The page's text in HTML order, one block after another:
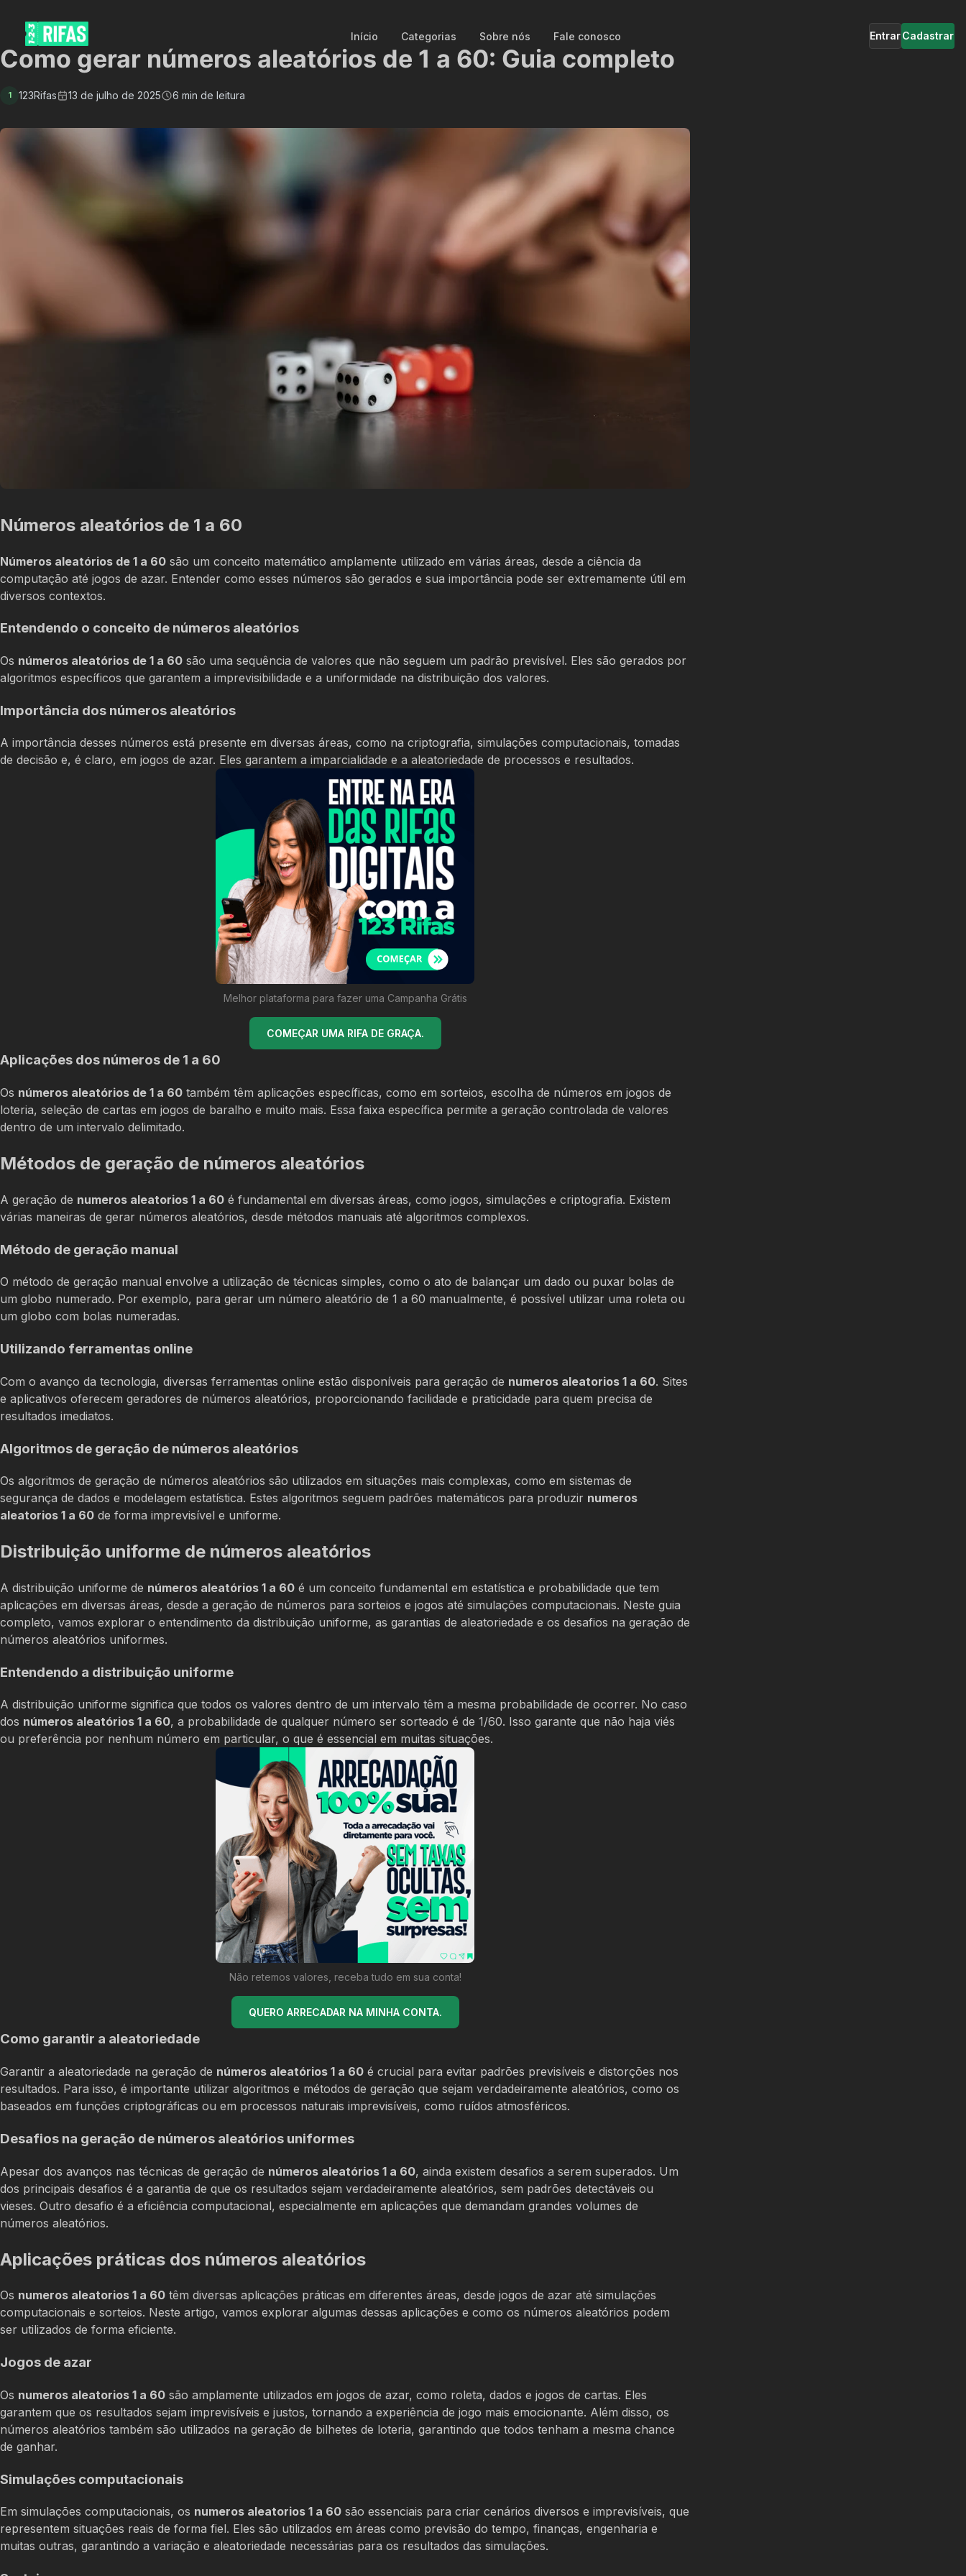
Início Categorias Sobre nós Fale conosco EntrarCadastrar
Como gerar números aleatórios de 1 a 60: Guia completo
1 123Rifas 13 de julho de 2025 6 min de leitura
Números aleatórios de 1 a 60
Números aleatórios de 1 a 60 são um conceito matemático amplamente utilizado em várias áreas, desde a ciência da
computação até jogos de azar. Entender como esses números são gerados e sua importância pode ser extremamente útil em
diversos contextos.
Entendendo o conceito de números aleatórios
Os números aleatórios de 1 a 60 são uma sequência de valores que não seguem um padrão previsível. Eles são gerados por
algoritmos específicos que garantem a imprevisibilidade e a uniformidade na distribuição dos valores.
Importância dos números aleatórios
A importância desses números está presente em diversas áreas, como na criptografia, simulações computacionais, tomadas
de decisão e, é claro, em jogos de azar. Eles garantem a imparcialidade e a aleatoriedade de processos e resultados.
Melhor plataforma para fazer uma Campanha Grátis
COMEÇAR UMA RIFA DE GRAÇA.
Aplicações dos números de 1 a 60
Os números aleatórios de 1 a 60 também têm aplicações específicas, como em sorteios, escolha de números em jogos de
loteria, seleção de cartas em jogos de baralho e muito mais. Essa faixa específica permite a geração controlada de valores
dentro de um intervalo delimitado.
Métodos de geração de números aleatórios
A geração de numeros aleatorios 1 a 60 é fundamental em diversas áreas, como jogos, simulações e criptografia. Existem
várias maneiras de gerar números aleatórios, desde métodos manuais até algoritmos complexos.
Método de geração manual
O método de geração manual envolve a utilização de técnicas simples, como o ato de balançar um dado ou puxar bolas de
um globo numerado. Por exemplo, para gerar um número aleatório de 1 a 60 manualmente, é possível utilizar uma roleta ou
um globo com bolas numeradas.
Utilizando ferramentas online
Com o avanço da tecnologia, diversas ferramentas online estão disponíveis para geração de numeros aleatorios 1 a 60. Sites
e aplicativos oferecem geradores de números aleatórios, proporcionando facilidade e praticidade para quem precisa de
resultados imediatos.
Algoritmos de geração de números aleatórios
Os algoritmos de geração de números aleatórios são utilizados em situações mais complexas, como em sistemas de
segurança de dados e modelagem estatística. Estes algoritmos seguem padrões matemáticos para produzir numeros
aleatorios 1 a 60 de forma imprevisível e uniforme.
Distribuição uniforme de números aleatórios
A distribuição uniforme de números aleatórios 1 a 60 é um conceito fundamental em estatística e probabilidade que tem
aplicações em diversas áreas, desde a geração de números para sorteios e jogos até simulações computacionais. Neste guia
completo, vamos explorar o entendimento da distribuição uniforme, as garantias de aleatoriedade e os desafios na geração de
números aleatórios uniformes.
Entendendo a distribuição uniforme
A distribuição uniforme significa que todos os valores dentro de um intervalo têm a mesma probabilidade de ocorrer. No caso
dos números aleatórios 1 a 60, a probabilidade de qualquer número ser sorteado é de 1/60. Isso garante que não haja viés
ou preferência por nenhum número em particular, o que é essencial em muitas situações.
Não retemos valores, receba tudo em sua conta!
QUERO ARRECADAR NA MINHA CONTA.
Como garantir a aleatoriedade
Garantir a aleatoriedade na geração de números aleatórios 1 a 60 é crucial para evitar padrões previsíveis e distorções nos
resultados. Para isso, é importante utilizar algoritmos e métodos de geração que sejam verdadeiramente aleatórios, como os
baseados em funções criptográficas ou em processos naturais imprevisíveis, como ruídos atmosféricos.
Desafios na geração de números aleatórios uniformes
Apesar dos avanços nas técnicas de geração de números aleatórios 1 a 60, ainda existem desafios a serem superados. Um
dos principais desafios é a garantia de que os resultados sejam verdadeiramente aleatórios, sem padrões detectáveis ou
vieses. Outro desafio é a eficiência computacional, especialmente em aplicações que demandam grandes volumes de
números aleatórios.
Aplicações práticas dos números aleatórios
Os numeros aleatorios 1 a 60 têm diversas aplicações práticas em diferentes áreas, desde jogos de azar até simulações
computacionais e sorteios. Neste artigo, vamos explorar algumas dessas aplicações e como os números aleatórios podem
ser utilizados de forma eficiente.
Jogos de azar
Os numeros aleatorios 1 a 60 são amplamente utilizados em jogos de azar, como roleta, dados e jogos de cartas. Eles
garantem que os resultados sejam imprevisíveis e justos, tornando a experiência de jogo mais emocionante. Além disso, os
números aleatórios também são utilizados na geração de bilhetes de loteria, garantindo que todos tenham a mesma chance
de ganhar.
Simulações computacionais
Em simulações computacionais, os numeros aleatorios 1 a 60 são essenciais para criar cenários diversos e imprevisíveis, que
representem situações reais de forma fiel. Eles são utilizados em áreas como previsão do tempo, finanças, engenharia e
muitas outras, garantindo a variação e aleatoriedade necessárias para os resultados das simulações.